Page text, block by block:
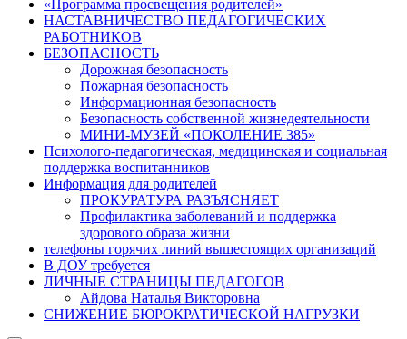
«Программа просвещения родителей»
НАСТАВНИЧЕСТВО ПЕДАГОГИЧЕСКИХ
РАБОТНИКОВ
БЕЗОПАСНОСТЬ
Дорожная безопасность
Пожарная безопасность
Информационная безопасность
Безопасность собственной жизнедеятельности
МИНИ-МУЗЕЙ «ПОКОЛЕНИЕ 385»
Психолого-педагогическая, медицинская и социальная
поддержка воспитанников
Информация для родителей
ПРОКУРАТУРА РАЗЪЯСНЯЕТ
Профилактика заболеваний и поддержка
здорового образа жизни
телефоны горячих линий вышестоящих организаций
В ДОУ требуется
ЛИЧНЫЕ СТРАНИЦЫ ПЕДАГОГОВ
Айдова Наталья Викторовна
СНИЖЕНИЕ БЮРОКРАТИЧЕСКОЙ НАГРУЗКИ